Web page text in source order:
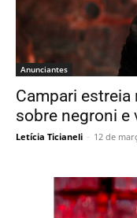
Anunciantes
Campari
sobre negroni e
Letícia Ticianeli - 12 de